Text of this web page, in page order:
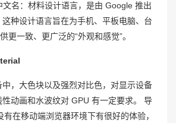
名：材料设计语言，是由 Google 推出
种设计语言旨在为手机、平板电脑、台
更一致、更广泛的“外观和感觉”。
，大色块以及强烈对比色，对显示设备
动画和水波纹对 GPU 有一定要求。 导
在移动端浏览器环境下有很好的体验，